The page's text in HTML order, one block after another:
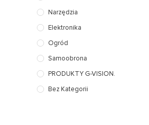
Narzędzia
Elektronika
Ogród
Samoobrona
PRODUKTY G-VISION.
Bez Kategorii